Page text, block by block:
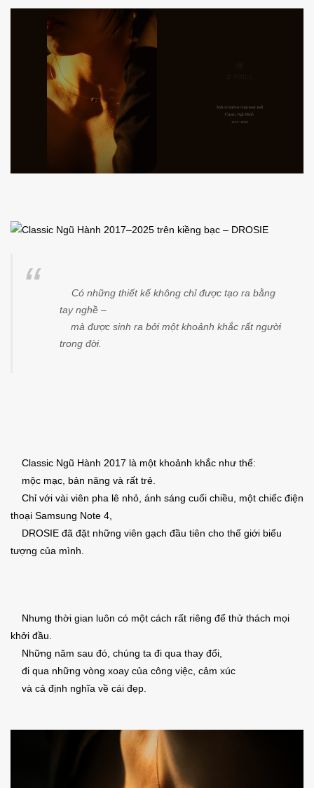
Có những thiết kế không chỉ được tạo ra bằng
tay nghề –
mà được sinh ra bởi một khoảnh khắc rất người
trong đời.
Classic Ngũ Hành 2017 là một khoảnh khắc như thế:
mộc mạc, bản năng và rất trẻ.
Chỉ với vài viên pha lê nhỏ, ánh sáng cuối chiều, một chiếc điện
thoại Samsung Note 4,
DROSIE đã đặt những viên gạch đầu tiên cho thế giới biểu
tượng của mình.
Nhưng thời gian luôn có một cách rất riêng để thử thách mọi
khởi đầu.
Những năm sau đó, chúng ta đi qua thay đổi,
đi qua những vòng xoay của công việc, cảm xúc
và cả định nghĩa về cái đẹp.